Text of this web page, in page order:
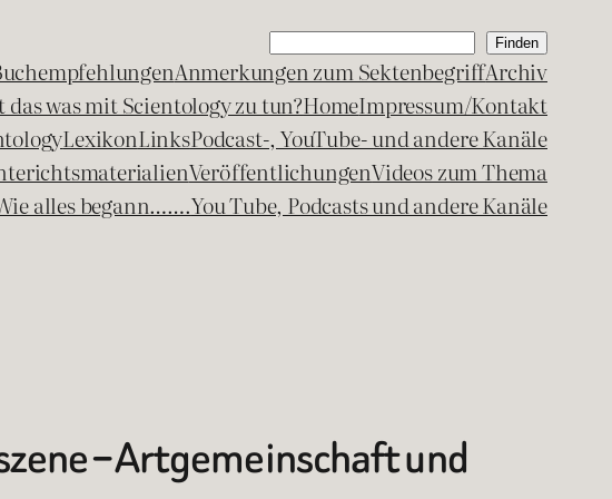
Suchen Finden
Anmerkungen zum SektenbegriffArchiv
das was mit Scientology zu tun?HomeImpressum/Kontakt
LexikonLinksPodcast-, YouTube- und andere Kanäle
VeröffentlichungenVideos zum Thema
alles begann…….You Tube, Podcasts und andere Kanäle
– Artgemeinschaft und